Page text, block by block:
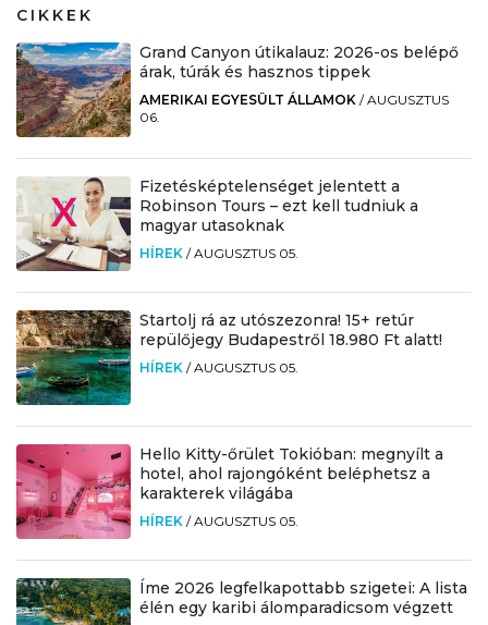
CIKKEK
Grand Canyon útikalauz: 2026-os belépő
árak, túrák és hasznos tippek
AMERIKAI EGYESÜLT ÁLLAMOK /AUGUSZTUS
06.
Fizetésképtelenséget jelentett a
Robinson Tours – ezt kell tudniuk a
magyar utasoknak
HÍREK /AUGUSZTUS 05.
Startolj rá az utószezonra! 15+ retúr
repülőjegy Budapestről 18.980 Ft alatt!
HÍREK /AUGUSZTUS 05.
Hello Kitty-őrület Tokióban: megnyílt a
hotel, ahol rajongóként beléphetsz a
karakterek világába
HÍREK /AUGUSZTUS 05.
Íme 2026 legfelkapottabb szigetei: A lista
élén egy karibi álomparadicsom végzett